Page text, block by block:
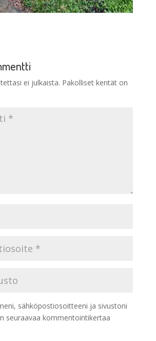
ei julkaista. Pakolliset kentät on
sähköpostiosoitteeni ja sivustoni
seuraavaa kommentointikertaa